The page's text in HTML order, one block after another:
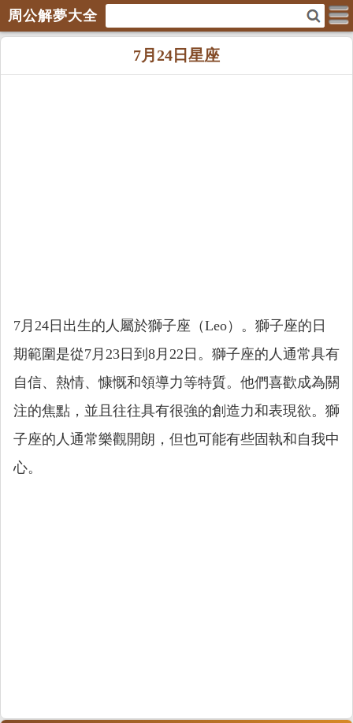
周公解夢大全
7月24日星座
7月24日出生的人屬於獅子座（Leo）。獅子座的日
期範圍是從7月23日到8月22日。獅子座的人通常具有
自信、熱情、慷慨和領導力等特質。他們喜歡成為關
注的焦點，並且往往具有很強的創造力和表現欲。獅
子座的人通常樂觀開朗，但也可能有些固執和自我中
心。